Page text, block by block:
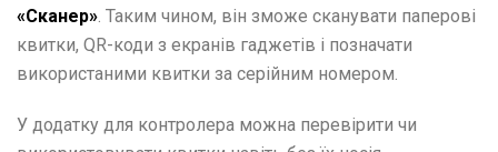
«Сканер». Таким чином, він зможе сканувати паперові
квитки, QR-коди з екранів гаджетів і позначати
використаними квитки за серійним номером.
У додатку для контролера можна перевірити чи